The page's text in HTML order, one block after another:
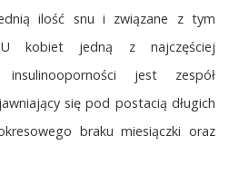
ilość snu i związane z tym
U kobiet jedną z najczęściej
insulinooporności jest zespół
się pod postacią długich
braku miesiączki oraz